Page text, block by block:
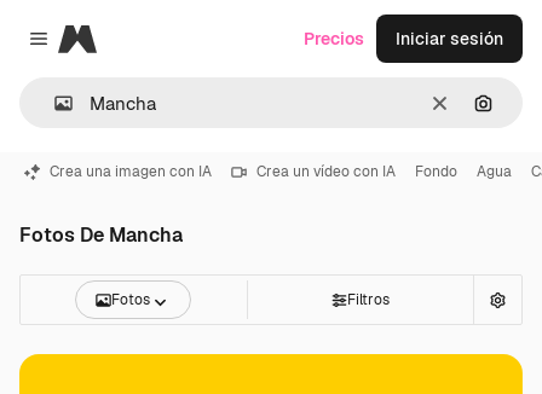
Close menu
Magnific
Borrar
Precios Iniciar sesión
Crea una imagen con IA Crea un vídeo con IA Fondo Agua
Fotos De Mancha
Fotos Filtros